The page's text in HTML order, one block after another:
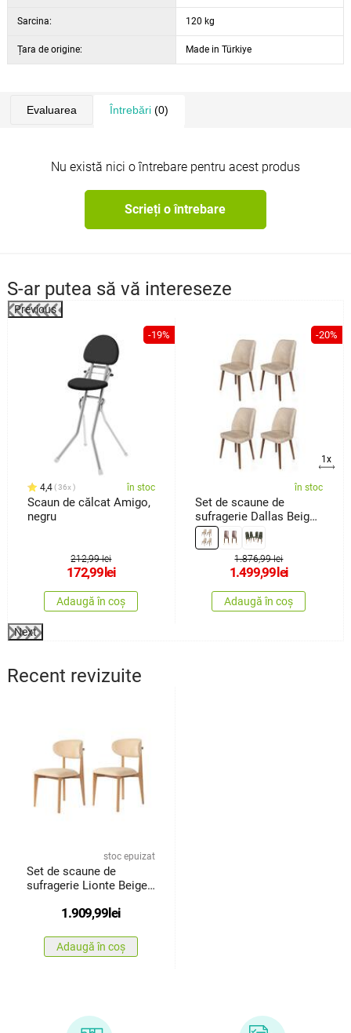
Sarcina: 120 kg
Țara de origine: Made in Türkiye
Evaluarea Întrebări(0)
Nu există nici o întrebare pentru acest produs
Scrieți o întrebare
S-ar putea să vă intereseze
Previous
-19%
4,4 36x în stoc
Scaun de călcat Amigo,
negru
212,99 lei
172,99 lei
Adaugă în coș
-20%
1x
în stoc
Set de scaune de
sufragerie Dallas Beige
and Brown, 4 buc.
1.876,99 lei
1.499,99 lei
Adaugă în coș
Next
Recent revizuite
stoc epuizat
Set de scaune de
sufragerie Lionte Beige
1.909,99lei
Adaugă în coș